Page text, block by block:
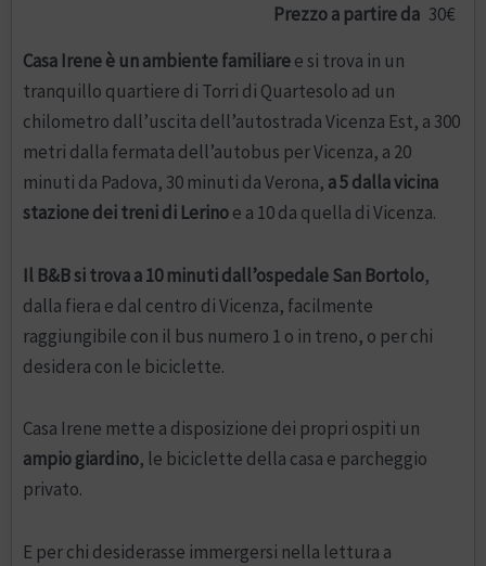
Prezzo a partire da 30€
Casa Irene è un ambiente familiaree si trova in un
tranquillo quartiere di Torri di Quartesolo ad un
chilometro dall’uscita dell’autostrada Vicenza Est, a 300
metri dalla fermata dell’autobus per Vicenza, a 20
minuti da Padova, 30 minuti da Verona, a 5 dalla vicina
stazione dei treni di Lerinoe a 10 da quella di Vicenza.
Il B&B si trova a 10 minuti dall’ospedale San Bortolo,
dalla fiera e dal centro di Vicenza, facilmente
raggiungibile con il bus numero 1 o in treno, o per chi
desidera con le biciclette.
Casa Irene mette a disposizione dei propri ospiti un
ampio giardino, le biciclette della casa e parcheggio
privato.
E per chi desiderasse immergersi nella lettura a